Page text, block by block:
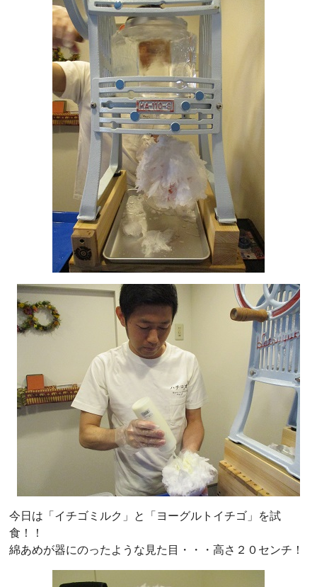
今日は「イチゴミルク」と「ヨーグルトイチゴ」を試
食！！
綿あめが器にのったような見た目・・・高さ２０センチ！